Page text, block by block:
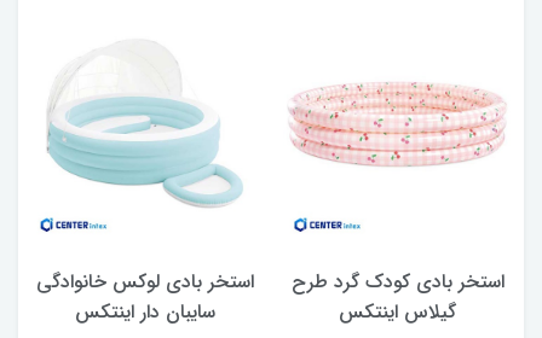
استخر بادی کودک گرد طرح
گیلاس اینتکس
استخر بادی لوکس خانوادگی
سایبان دار اینتکس